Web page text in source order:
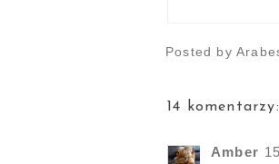
Posted by
14 komentarzy:
Amber